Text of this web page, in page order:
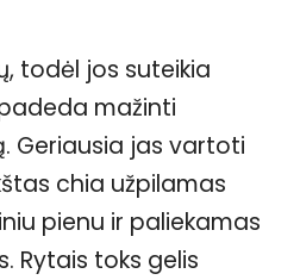
todėl jos suteikia
mažinti
Geriausia jas vartoti
chia užpilamas
pienu ir paliekamas
Rytais toks gelis